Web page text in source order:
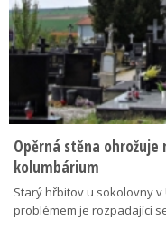
Opěrná stěna
kolumbárium
Starý hřbitov u sokolovny
problémem je rozpadající